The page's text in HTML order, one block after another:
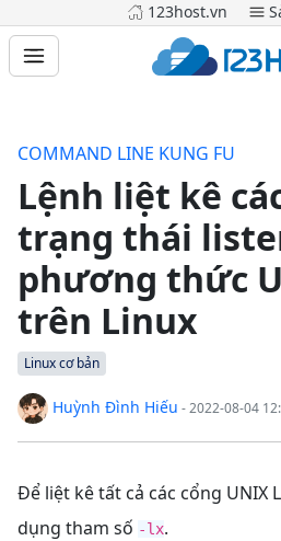
123host.vn
COMMAND LINE KUNG FU
Lệnh liệt kê
trạng thái
phương thức
trên Linux
Linux cơ bản
Huỳnh Đình Hiếu - 2022-08-04
Để liệt kê tất cả các cổng UNIX
dụng tham số -lx.